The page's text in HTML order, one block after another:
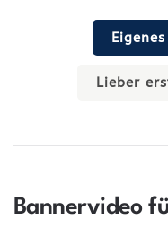
Lieber
Bannervideo